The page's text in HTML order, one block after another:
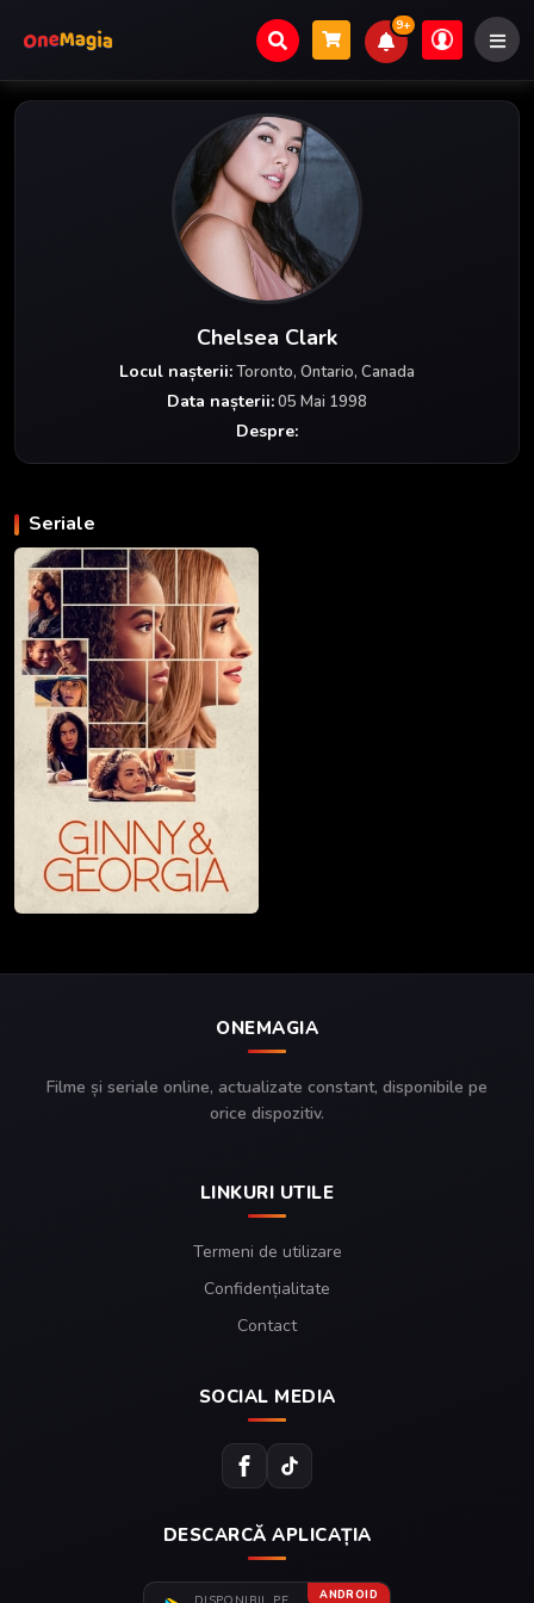
9+
Chelsea Clark
Locul nașterii:Toronto, Ontario, Canada
Data nașterii:05 Mai 1998
Despre:
Seriale
ONEMAGIA
Filme și seriale online, actualizate constant, disponibile pe
orice dispozitiv.
LINKURI UTILE
Termeni de utilizare
Confidențialitate
Contact
SOCIAL MEDIA
DESCARCĂ APLICAȚIA
ANDROID